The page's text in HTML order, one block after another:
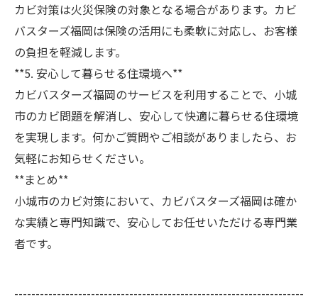
カビ対策は火災保険の対象となる場合があります。カビ
バスターズ福岡は保険の活用にも柔軟に対応し、お客様
の負担を軽減します。
**5. 安心して暮らせる住環境へ**
カビバスターズ福岡のサービスを利用することで、小城
市のカビ問題を解消し、安心して快適に暮らせる住環境
を実現します。何かご質問やご相談がありましたら、お
気軽にお知らせください。
**まとめ**
小城市のカビ対策において、カビバスターズ福岡は確か
な実績と専門知識で、安心してお任せいただける専門業
者です。
--------------------------------------------------------------------